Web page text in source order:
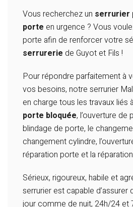
Vous recherchez un serrurier
porte en urgence ? Vous
porte afin de renforcer votre
serrurerie de Guyot et Fils !
Pour répondre parfaitement à
vos besoins, notre serrurier
en charge tous les travaux liés à
porte bloquée, l’ouverture de
blindage de porte, le
changement cylindre,
réparation porte et la
Sérieux, rigoureux, habile et
serrurier est capable
jour comme de nuit, 24h/24 et